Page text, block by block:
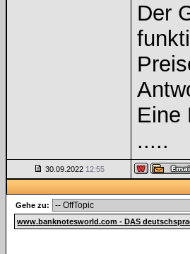
Der
Eine
.....
30.09.2022 12:55
Gehe zu:
www.banknotesworld.com - DAS